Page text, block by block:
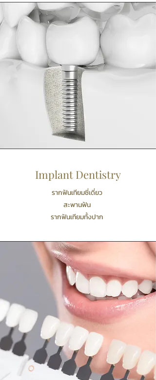
Implant Dentistry
รากฟันเทียมซี่เดี่ยว
สะพานฟัน
รากฟันเทียมทั้งปาก